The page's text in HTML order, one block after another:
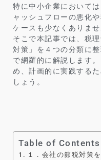
特に中小企業において
ャッシュフローの悪化
ケースも少なくありませ
そこで本記事では、税
対策」を４つの分類に
で網羅的に解説します
め、計画的に実践する
しょう。
Table of Contents
１．会社の節税対策